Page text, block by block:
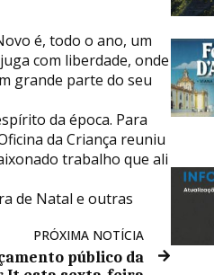
é, todo o ano, um
com liberdade, onde
grande parte do seu
da época. Para
da Criança reuniu
trabalho que ali
de Natal e outras
PRÓXIMA NOTÍCIA
público da